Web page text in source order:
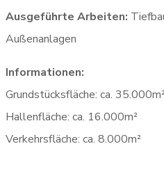
Ausgeführte Arbeiten:
Außenanlagen
Informationen:
Grundstücksfläche: ca.
Hallenfläche: ca. 16.000m²
Verkehrsfläche: ca. 8.000m²